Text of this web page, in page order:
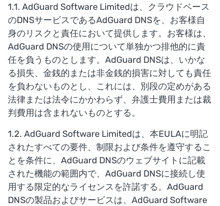
1.1. AdGuard Software Limitedは、クラウドベース
のDNSサービスであるAdGuard DNSを、お客様自
身のリスクと責任において提供します。お客様は、
AdGuard DNSの使用について単独かつ排他的に責
任を負うものとします。AdGuard DNSは、いかな
る損失、金銭的または非金銭的損害に対しても責任
を負わないものとし、これには、別段の定めがある
法律または法令にかかわらず、弁護士費用または裁
判費用は含まれないものとする。
1.2. AdGuard Software Limitedは、本EULAに明記
されたすべての要件、制限および条件を遵守するこ
とを条件に、AdGuard DNSのウェブサイトに記載
された機能の範囲内で、AdGuard DNSに接続し使
用する限定的なライセンスを許諾する。AdGuard
DNSの製品およびサービスは、AdGuard Software